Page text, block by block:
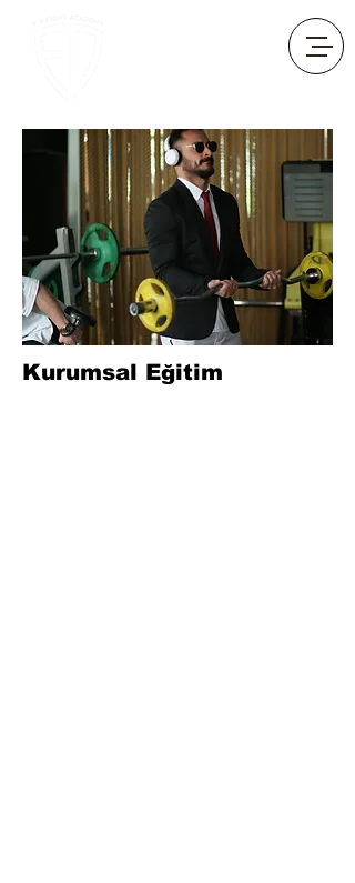
Kurumsal Eğitim